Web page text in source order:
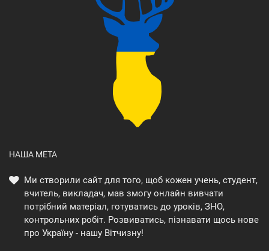
НАША МЕТА
Ми створили сайт для того, щоб кожен учень, студент,
вчитель, викладач, мав змогу онлайн вивчати
потрібний матеріал, готуватись до уроків, ЗНО,
контрольних робіт. Розвиватись, пізнавати щось нове
про Україну - нашу Вітчизну!